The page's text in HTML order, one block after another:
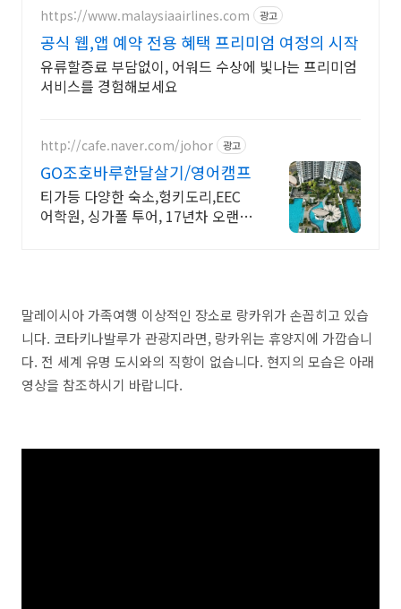
https://www.malaysiaairlines.com 광고
공식 웹,앱 예약 전용 혜택 프리미엄 여정의 시작
유류할증료 부담없이, 어워드 수상에 빛나는 프리미엄
서비스를 경험해보세요
http://cafe.naver.com/johor 광고
GO조호바루한달살기/영어캠프
티가등 다양한 숙소,헝키도리,EEC
어학원, 싱가폴 투어, 17년차 오랜기
말레이시아 가족여행 이상적인 장소로 랑카위가 손꼽히고 있습
니다. 코타키나발루가 관광지라면, 랑카위는 휴양지에 가깝습니
다. 전 세계 유명 도시와의 직항이 없습니다. 현지의 모습은 아래
영상을 참조하시기 바랍니다.